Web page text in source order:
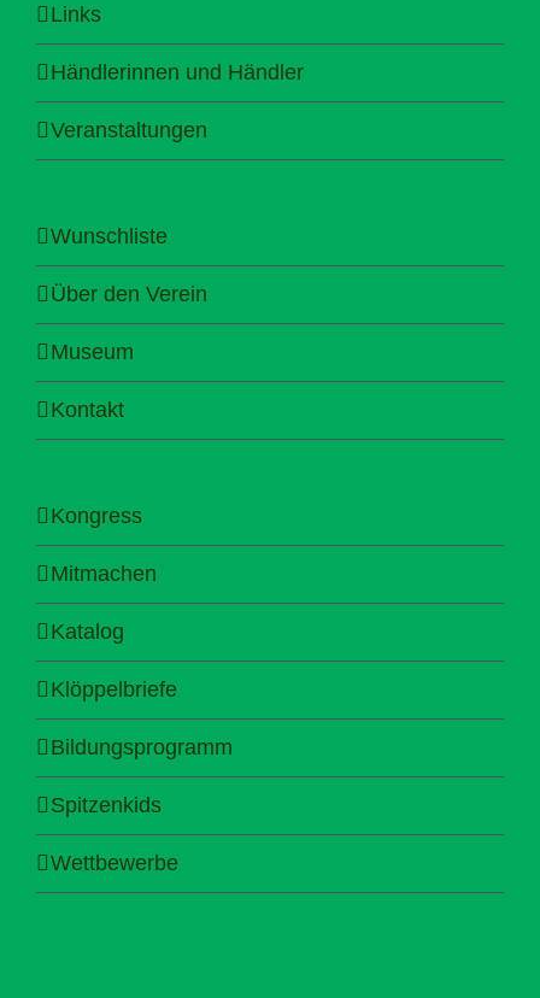
Links
Händlerinnen und Händler
Veranstaltungen
Wunschliste
Über den Verein
Museum
Kontakt
Kongress
Mitmachen
Katalog
Klöppelbriefe
Bildungsprogramm
Spitzenkids
Wettbewerbe